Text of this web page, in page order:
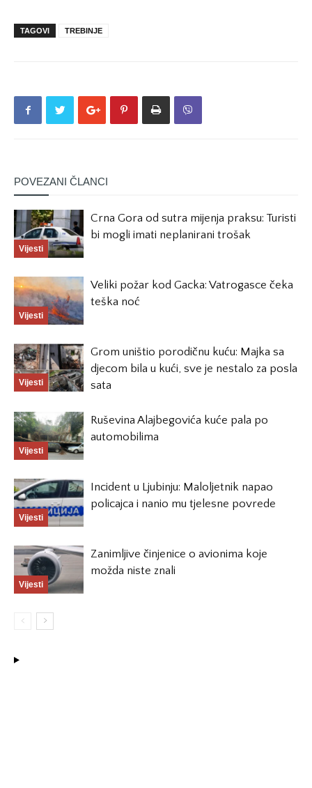
TAGOVI TREBINJE
POVEZANI ČLANCI
Vijesti
Crna Gora od sutra mijenja praksu: Turisti
bi mogli imati neplanirani trošak
Vijesti
Veliki požar kod Gacka: Vatrogasce čeka
teška noć
Vijesti
Grom uništio porodičnu kuću: Majka sa
djecom bila u kući, sve je nestalo za posla
sata
Vijesti
Ruševina Alajbegovića kuće pala po
automobilima
Vijesti
Incident u Ljubinju: Maloljetnik napao
policajca i nanio mu tjelesne povrede
Vijesti
Zanimljive činjenice o avionima koje
možda niste znali